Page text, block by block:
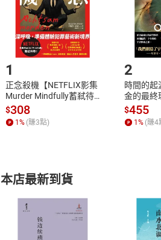
上萬人脫胎換骨。著作有《和宇宙
樂居家療法》《居家療法》等，累積
‧官網：https://room-therapy.com
‧山田弘美的部落格「居家魔法Room
‧YouTube「魔法空間Room
https://www.youtube.com/channel/
濱田真由美
現‧新裝版》等。譯作有《喬普拉博
‧免費電子報「以英語學習成功哲
‧YouTube「濱田真由美頻道」：
購書後，如何開始使用？
Step1.選擇閱讀載具
1
正念殺機【NETFLIX影集
Murder Mindfully蓄弒待
發】【電子書】
$308
1 % (賺3點)
2
時間的起
金的最終
$455
1 % (賺4
本店最新到貨